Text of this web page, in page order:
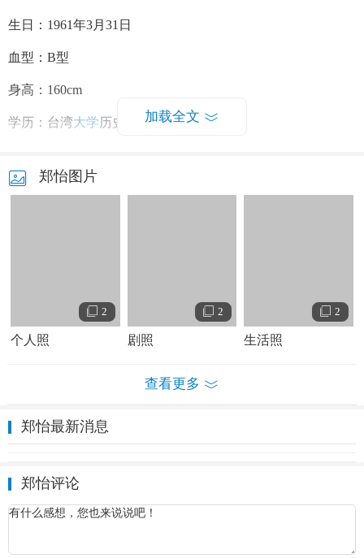
生日：1961年3月31日
血型：B型
身高：160cm
学历：台湾大学 历史系毕业加载全文
郑怡图片
2
个人照
2
剧照
2
生活照
查看更多
郑怡最新消息
郑怡评论